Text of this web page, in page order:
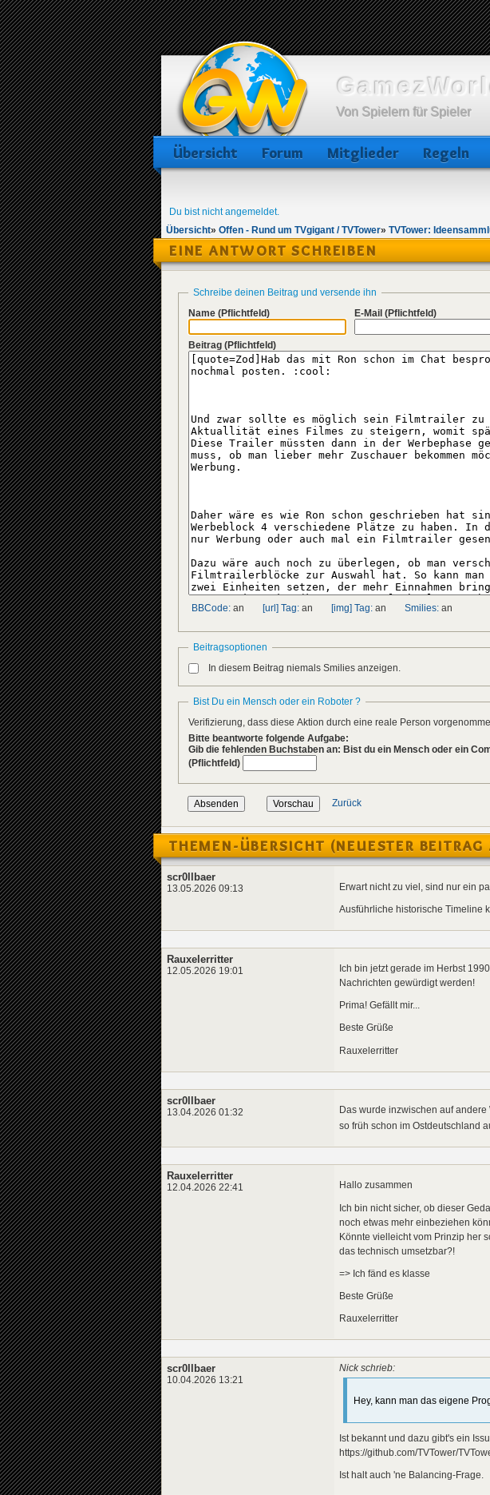
Von Spielern für Spieler
Übersicht Forum Mitglieder Regeln
Du bist nicht angemeldet.
Übersicht» Offen - Rund um TVgigant / TVTower» TVTower:
EINE ANTWORT SCHREIBEN
Schreibe deinen Beitrag und versende ihn
Name (Pflichtfeld) E-Mail (Pflichtfeld)
Beitrag (Pflichtfeld)
BBCode: an [url] Tag: an [img] Tag: an Smilies: an
Beitragsoptionen
In diesem Beitrag niemals Smilies anzeigen.
Bist Du ein Mensch oder ein Roboter ?
Verifizierung, dass diese Aktion durch eine reale Person
Bitte beantworte folgende Aufgabe:
Gib die fehlenden Buchstaben an: Bist du ein Mensch oder ein
(Pflichtfeld)
Zurück
THEMEN-ÜBERSICHT (NEUESTER BEITRAG
scr0llbaer
13.05.2026 09:13 Erwart nicht zu viel, sind nur ein
Ausführliche historische Timeline
Rauxelerritter
12.05.2026 19:01
Ich bin jetzt gerade im Herbst
Nachrichten gewürdigt werden!
Prima! Gefällt mir...
Beste Grüße
Rauxelerritter
scr0llbaer
13.04.2026 01:32
Das wurde inzwischen auf
so früh schon im Ostdeutschland
Rauxelerritter
12.04.2026 22:41 Hallo zusammen
Ich bin nicht sicher, ob dieser
noch etwas mehr einbeziehen
Könnte vielleicht vom Prinzip her
das technisch umsetzbar?!
=> Ich fänd es klasse
Beste Grüße
Rauxelerritter
scr0llbaer
10.04.2026 13:21
Nick schrieb:
Hey, kann man das eigene
Ist bekannt und dazu gibt's ein
https://github.com/TVTower/
Ist halt auch 'ne Balancing-Frage.